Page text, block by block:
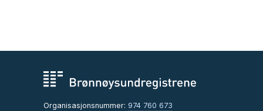
Organisasjonsnummer: 974 760 673